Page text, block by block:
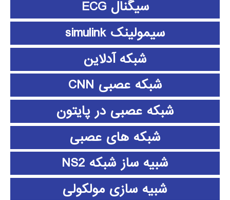
سیگنال ECG
سیمولینک simulink
شبکه آدلاین
شبکه عصبی CNN
شبکه عصبی در پایتون
شبکه های عصبی
شبیه ساز شبکه NS2
شبیه سازی مولکولی